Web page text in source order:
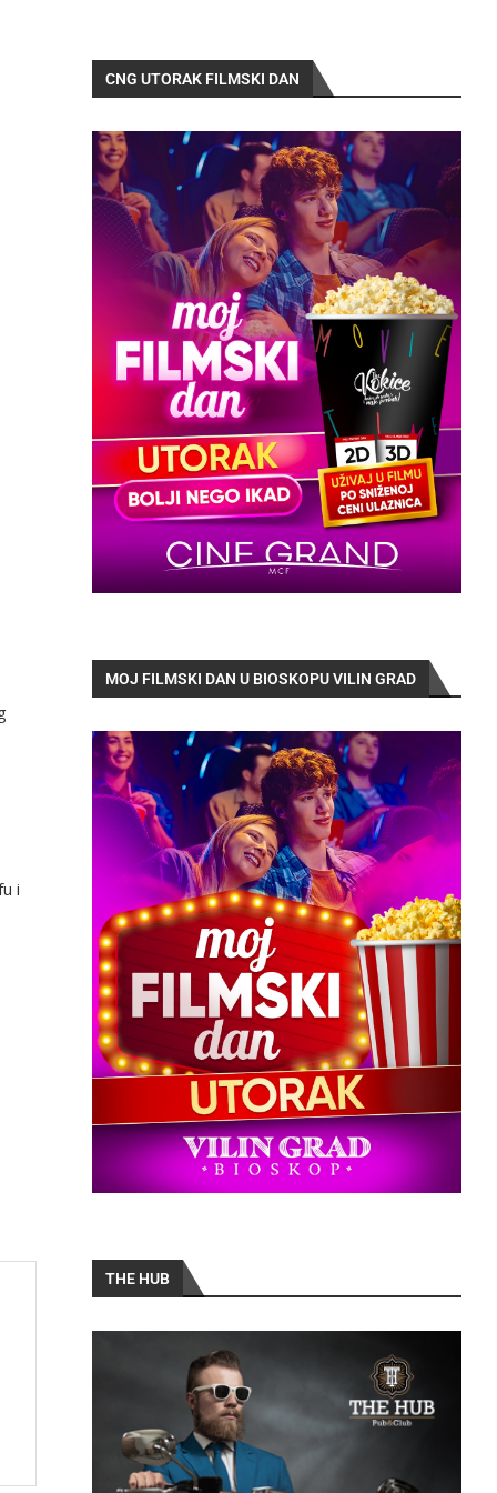
i
CNG UTORAK FILMSKI DAN
MOJ FILMSKI DAN U BIOSKOPU VILIN GRAD
THE HUB